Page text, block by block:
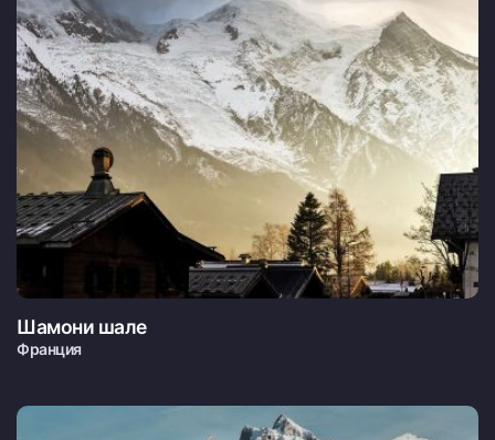
Шамони шале
Франция